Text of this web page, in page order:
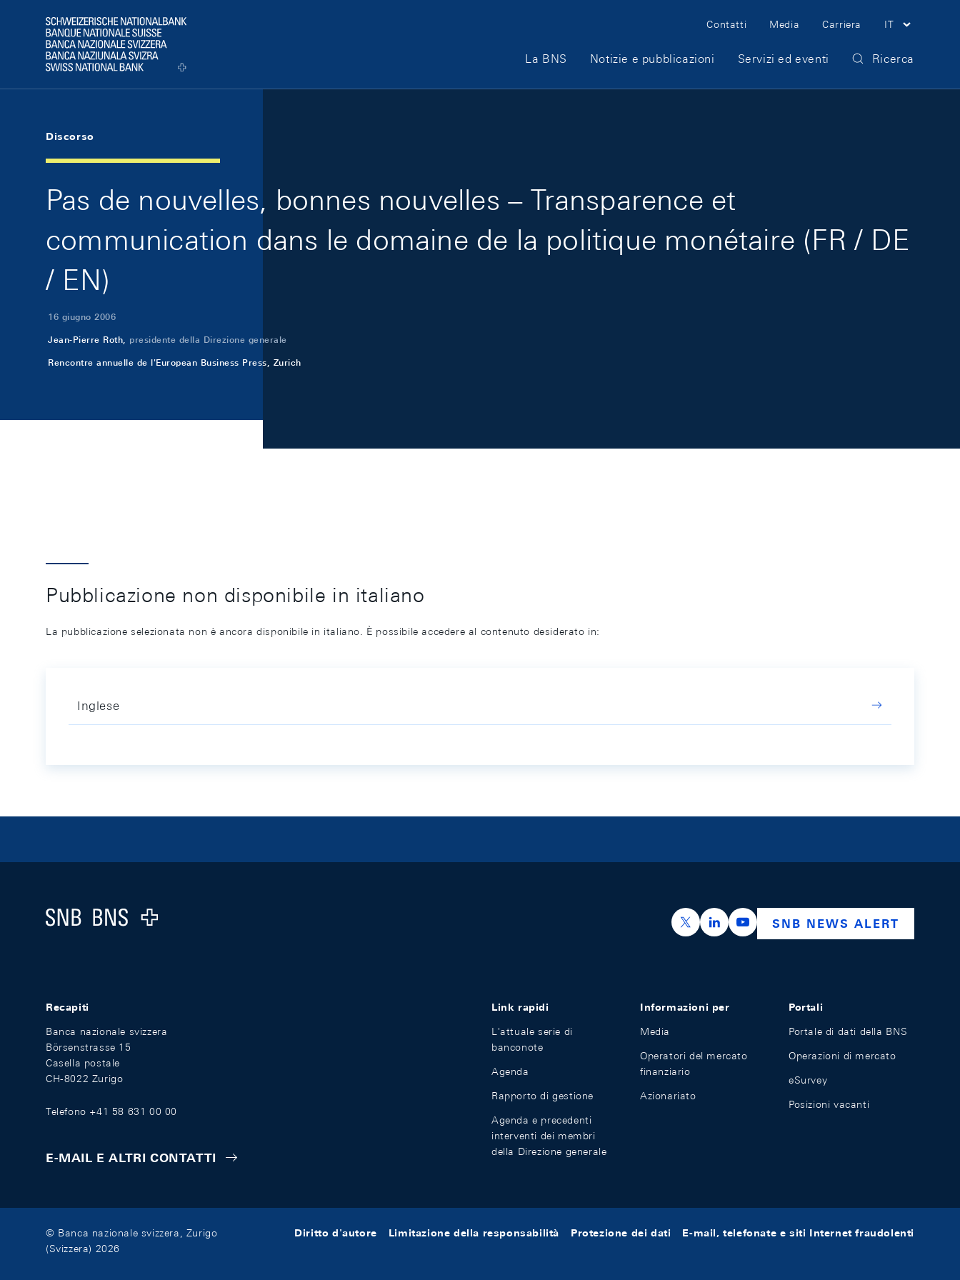
Logo
Meta Navigation
Contatti Media Carriera IT
Main Navigation
La BNS Notizie e pubblicazioni Servizi ed eventi Ricerca
Discorso
Pas de nouvelles, bonnes nouvelles – Transparence et
communication dans le domaine de la politique monétaire (FR / DE
/ EN)
16 giugno 2006
Jean-Pierre Roth, presidente della Direzione generale
Rencontre annuelle de l'European Business Press, Zurich
Pubblicazione non disponibile in italiano
La pubblicazione selezionata non è ancora disponibile in italiano. È possibile accedere al contenuto desiderato in:
Inglese
Logo
https://x.com/snb_bns
https://ch.linkedin.com/company/swiss-
https://www.youtube.com/
SNB NEWS ALERT
Recapiti
Banca nazionale svizzera
Börsenstrasse 15
Casella postale
CH-8022 Zurigo
Telefono +41 58 631 00 00
E-MAIL E ALTRI CONTATTI
Link rapidi
L'attuale serie di
banconote
Agenda
Rapporto di gestione
Agenda e precedenti
interventi dei membri
della Direzione generale
Informazioni per
Media
Operatori del mercato
finanziario
Azionariato
Portali
Portale di dati della BNS
Operazioni di mercato
eSurvey
Posizioni vacanti
© Banca nazionale svizzera, Zurigo
(Svizzera) 2026
Diritto d'autore Limitazione della responsabilità Protezione dei dati E-mail, telefonate e siti Internet fraudolenti